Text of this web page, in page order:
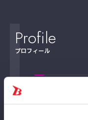
Profile
プロフィール